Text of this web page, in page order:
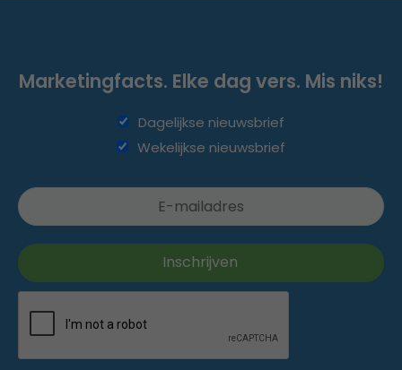
Marketingfacts. Elke dag vers. Mis niks!
Dagelijkse nieuwsbrief
Wekelijkse nieuwsbrief